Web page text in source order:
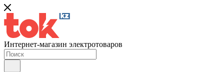
Интернет-магазин электротоваров